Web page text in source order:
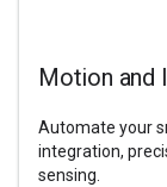
Motion and
Automate your
integration,
sensing.